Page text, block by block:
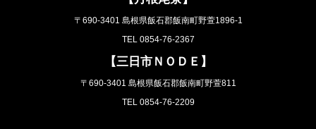
〒690-3401 島根県飯石郡飯南町野萱1896-1
TEL 0854-76-2367
【三日市ＮＯＤＥ】
〒690-3401 島根県飯石郡飯南町野萱811
TEL 0854-76-2209